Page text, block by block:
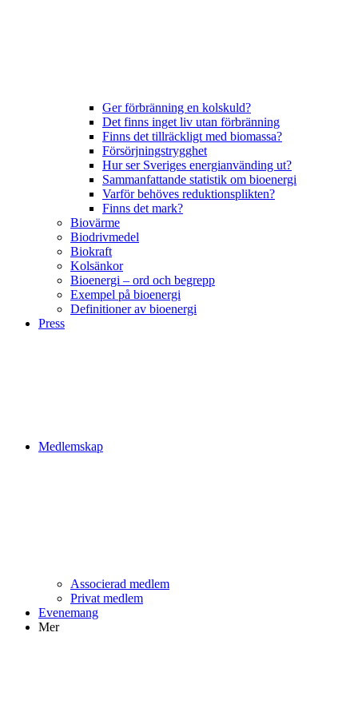
Ger förbränning en kolskuld?
Det finns inget liv utan förbränning
Finns det tillräckligt med biomassa?
Försörjningstrygghet
Hur ser Sveriges energianvänding ut?
Sammanfattande statistik om bioenergi
Varför behöves reduktionsplikten?
Finns det mark?
Biovärme
Biodrivmedel
Biokraft
Kolsänkor
Bioenergi – ord och begrepp
Exempel på bioenergi
Definitioner av bioenergi
Press
Medlemskap
Associerad medlem
Privat medlem
Evenemang
Mer